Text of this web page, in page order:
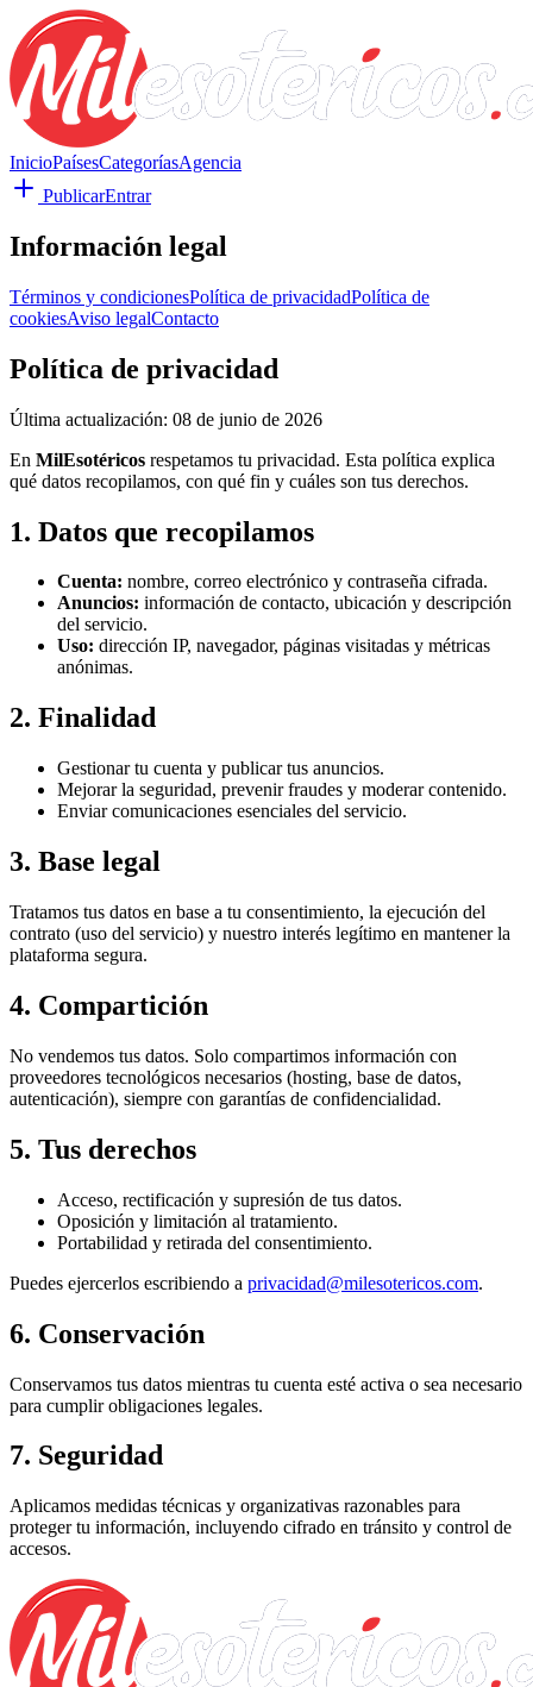
InicioPaísesCategoríasAgencia
PublicarEntrar
Información legal
Términos y condicionesPolítica de privacidadPolítica de
cookiesAviso legalContacto
Política de privacidad
Última actualización: 08 de junio de 2026
En MilEsotéricos respetamos tu privacidad. Esta política explica
qué datos recopilamos, con qué fin y cuáles son tus derechos.
1. Datos que recopilamos
Cuenta: nombre, correo electrónico y contraseña cifrada.
Anuncios: información de contacto, ubicación y descripción
del servicio.
Uso: dirección IP, navegador, páginas visitadas y métricas
anónimas.
2. Finalidad
Gestionar tu cuenta y publicar tus anuncios.
Mejorar la seguridad, prevenir fraudes y moderar contenido.
Enviar comunicaciones esenciales del servicio.
3. Base legal
Tratamos tus datos en base a tu consentimiento, la ejecución del
contrato (uso del servicio) y nuestro interés legítimo en mantener la
plataforma segura.
4. Compartición
No vendemos tus datos. Solo compartimos información con
proveedores tecnológicos necesarios (hosting, base de datos,
autenticación), siempre con garantías de confidencialidad.
5. Tus derechos
Acceso, rectificación y supresión de tus datos.
Oposición y limitación al tratamiento.
Portabilidad y retirada del consentimiento.
Puedes ejercerlos escribiendo a privacidad@milesotericos.com.
6. Conservación
Conservamos tus datos mientras tu cuenta esté activa o sea necesario
para cumplir obligaciones legales.
7. Seguridad
Aplicamos medidas técnicas y organizativas razonables para
proteger tu información, incluyendo cifrado en tránsito y control de
accesos.